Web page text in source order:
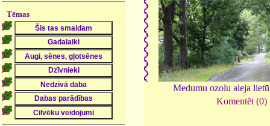
Tēmas
Medumu ozolu aleja
Komentēt (0)